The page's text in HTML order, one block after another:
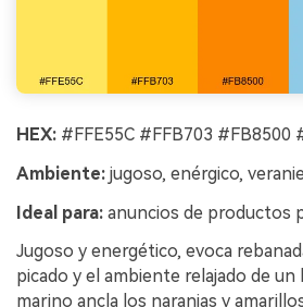
HEX: #FFE55C #FFB703 #FB8500
Ambiente: jugoso, enérgico,
Ideal para: anuncios de productos
Jugoso y energético, evoca
picado y el ambiente relajado de un
marino ancla los naranjas y